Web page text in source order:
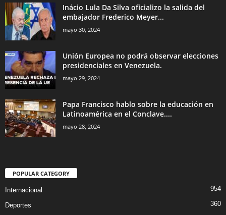
Inácio Lula Da Silva oficializo la salida del
embajador Frederico Meyer...
mayo 30, 2024
Unión Europea no podrá observar elecciones
presidenciales en Venezuela.
mayo 29, 2024
Papa Francisco hablo sobre la educación en
Latinoamérica en el Conclave....
mayo 28, 2024
POPULAR CATEGORY
Internacional 954
Deportes
360